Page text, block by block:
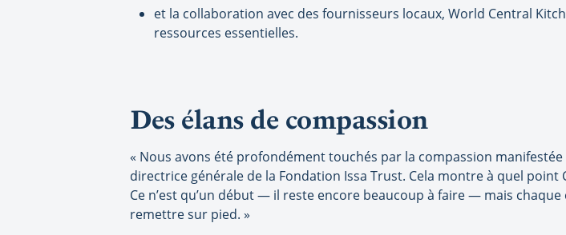
et la collaboration avec des fournisseurs locaux, World Central
ressources essentielles.
Des élans de compassion
« Nous avons été profondément touchés par la compassion
directrice générale de la Fondation Issa Trust. Cela montre à quel
Ce n’est qu’un début — il reste encore beaucoup à faire — mais
remettre sur pied. »